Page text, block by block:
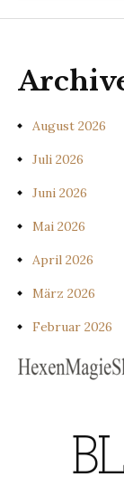
August 2026
Juli 2026
Juni 2026
Mai 2026
April 2026
März 2026
Februar 2026